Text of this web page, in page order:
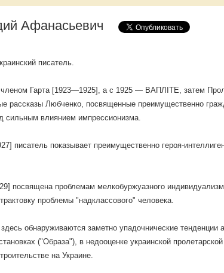
Афанасьевич
писатель.
Гарта [1923—1925], а с 1925 — ВАПЛІТЕ, затем
Любченко, посвященные преимущественно
сильным влиянием импрессионизма.
писатель показывает преимущественно героя-
посвящена проблемам мелкобуржуазного
проблемы "надклассового" человека.
здесь обнаруживаются заметно упадочнические
("Образа"), в недооценке украинской
на Украине.